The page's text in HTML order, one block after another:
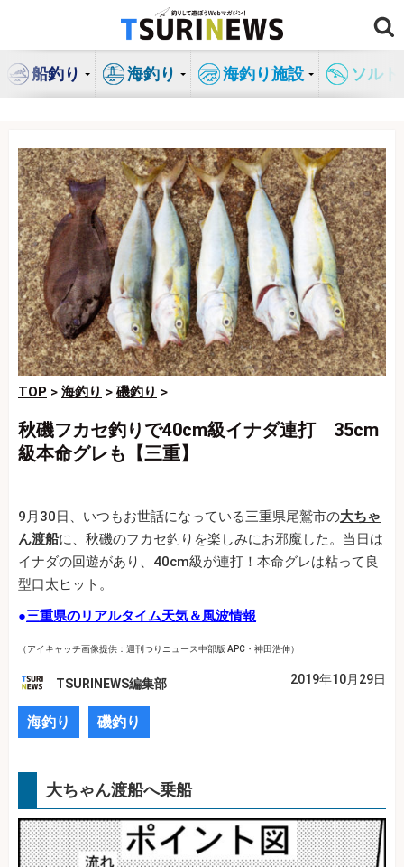
ン
船釣り 海釣り 海釣り施設 ソル
TOP > 海釣り > 磯釣り >
秋磯フカセ釣りで40cm級イナダ連打 35cm
級本命グレも【三重】
9月30日、いつもお世話になっている三重県尾鷲市の大ちゃ
ん渡船に、秋磯のフカセ釣りを楽しみにお邪魔した。当日は
イナダの回遊があり、40cm級が連打！本命グレは粘って良
型口太ヒット。
●三重県のリアルタイム天気＆風波情報
（アイキャッチ画像提供：週刊つりニュース中部版 APC・神田浩伸）
TSURINEWS編集部 2019年10月29日
海釣り 磯釣り
大ちゃん渡船へ乗船